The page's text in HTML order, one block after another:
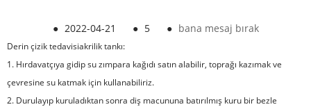
● 2022-04-21 ● 5 ● bana mesaj bırak
Derin çizik tedavisiakrilik tankı:
1. Hırdavatçıya gidip su zımpara kağıdı satın alabilir, toprağı kazımak ve
çevresine su katmak için kullanabiliriz.
2. Durulayıp kuruladıktan sonra diş macununa batırılmış kuru bir bezle